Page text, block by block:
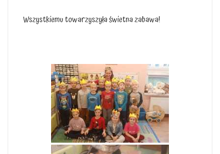
Wszystkiemu towarzyszyła świetna zabawa!